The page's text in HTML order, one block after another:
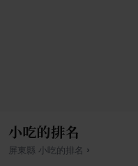
小吃的排名
屏東縣 小吃 的排名 ›